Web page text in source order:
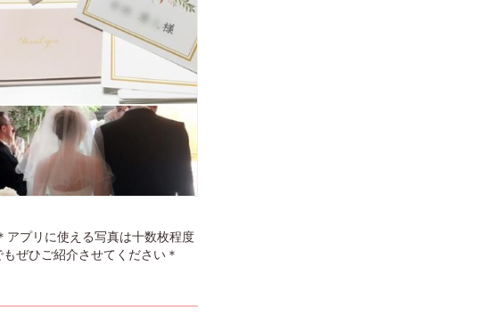
アプリに使える写真は十数枚程度
ぜひご紹介させてください＊